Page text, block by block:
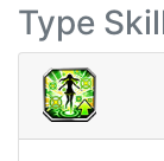
Type